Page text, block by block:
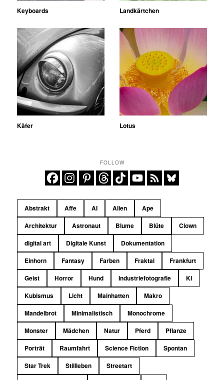
Keyboards Landkärtchen
Käfer Lotus
FOLLOW
Abstrakt Affe AI Alien
Ape
Architektur
Astronaut Blume Blüte
Clown
digital art
Digitale Kunst
Dokumentation
Einhorn
Fantasy Farben Fraktal
Frankfurt
Geist
Horror Hund Industriefotografie
KI
Kubismus
Licht Mainhatten
Makro
Mandelbrot
Minimalistisch
Monochrome
Monster
Mädchen Natur Pferd
Pflanze
Porträt
Raumfahrt Science Fiction
Spontan
Star Trek
Stillleben
Streetart